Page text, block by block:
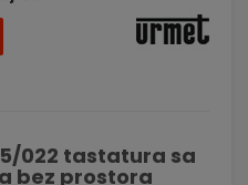
dodatne jedinice i proširite
vašem objektu. Kontaktirajte
o našem asortimanu i kako
022 tastatura sa
bez prostora